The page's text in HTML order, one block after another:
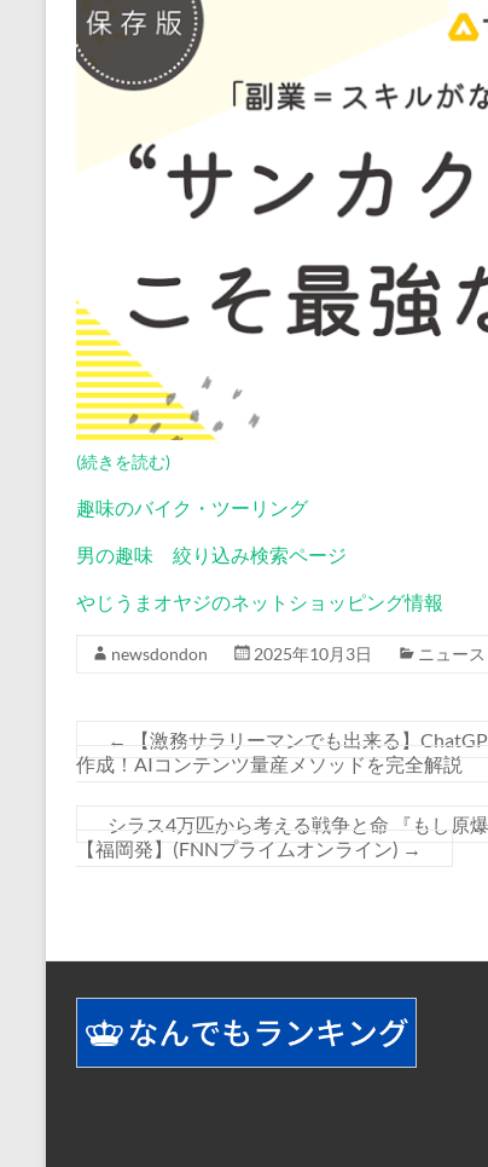
(続きを読む)
趣味のバイク・ツーリング
男の趣味 絞り込み検索ページ
やじうまオヤジのネットショッピング情報
newsdondon 2025年10月3日 ニュース
←
【激務サラリーマンでも出来る】
作成！AIコンテンツ量産メソッドを完全解説
シラス4万匹から考える戦争と命 『もし原
【福岡発】(FNNプライムオンライン) →